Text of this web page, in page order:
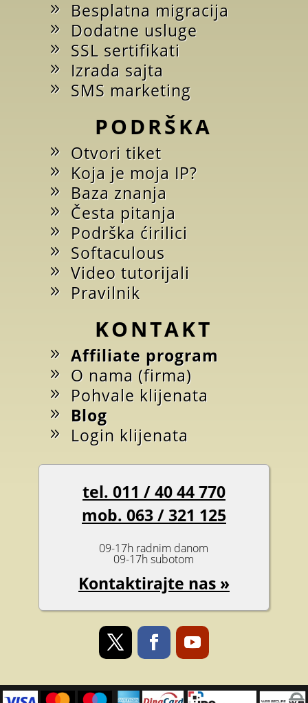
Besplatna migracija
Dodatne usluge
SSL sertifikati
Izrada sajta
SMS marketing
PODRŠKA
Otvori tiket
Koja je moja IP?
Baza znanja
Česta pitanja
Podrška ćirilici
Softaculous
Video tutorijali
Pravilnik
KONTAKT
Affiliate program
O nama (firma)
Pohvale klijenata
Blog
Login klijenata
tel. 011 / 40 44 770
mob. 063 / 321 125
09-17h radnim danom
09-17h subotom
Kontaktirajte nas »